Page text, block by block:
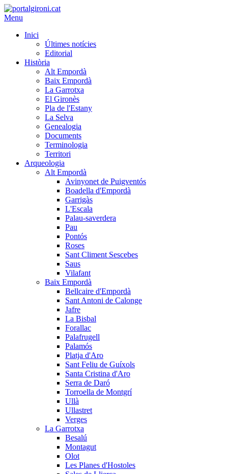
Menu
Inici
Últimes notícies
Editorial
Història
Alt Empordà
Baix Empordà
La Garrotxa
El Gironès
Pla de l'Estany
La Selva
Genealogia
Documents
Terminologia
Territori
Arqueologia
Alt Empordà
Avinyonet de Puigventós
Boadella d'Empordà
Garrigàs
L'Escala
Palau-saverdera
Pau
Pontós
Roses
Sant Climent Sescebes
Saus
Vilafant
Baix Empordà
Bellcaire d'Empordà
Sant Antoni de Calonge
Jafre
La Bisbal
Forallac
Palafrugell
Palamós
Platja d'Aro
Sant Feliu de Guíxols
Santa Cristina d'Aro
Serra de Daró
Torroella de Montgrí
Ullà
Ullastret
Verges
La Garrotxa
Besalú
Montagut
Olot
Les Planes d'Hostoles